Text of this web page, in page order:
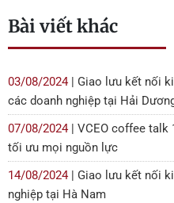
Bài viết khác
03/08/2024 | Giao lưu kết nối
các doanh nghiệp tại Hải
07/08/2024 | VCEO coffee talk
tối ưu mọi nguồn lực
14/08/2024 | Giao lưu kết nối
nghiệp tại Hà Nam